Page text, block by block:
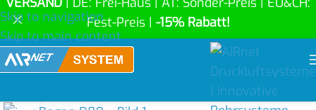
Skip to navigation
Skip to main content
Fest-Preis | -15% Rabatt!